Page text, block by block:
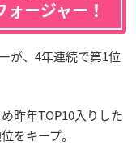
ージャー！
が、4年連続で第1位
昨年TOP10入りした
をキープ。